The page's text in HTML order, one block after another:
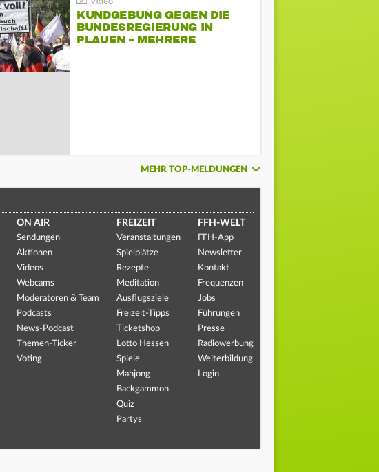
KUNDGEBUNG GEGEN DIE
BUNDESREGIERUNG IN
PLAUEN – MEHRERE
MEHR TOP-MELDUNGEN
ON AIR
Sendungen
Aktionen
Videos
Webcams
Moderatoren & Team
Podcasts
News-Podcast
Themen-Ticker
Voting
FREIZEIT
Veranstaltungen
Spielplätze
Rezepte
Meditation
Ausflugsziele
Freizeit-Tipps
Ticketshop
Lotto Hessen
Spiele
Mahjong
Backgammon
Quiz
Partys
FFH-WELT
FFH-App
Newsletter
Kontakt
Frequenzen
Jobs
Führungen
Presse
Radiowerbung
Weiterbildung
Login